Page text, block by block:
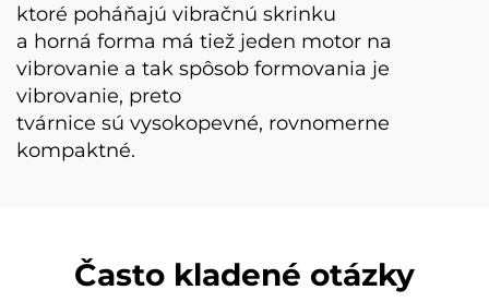
ktoré poháňajú vibračnú skrinku
a horná forma má tiež jeden motor na
vibrovanie a tak spôsob formovania je
vibrovanie, preto
tvárnice sú vysokopevné, rovnomerne
kompaktné.
Často kladené otázky